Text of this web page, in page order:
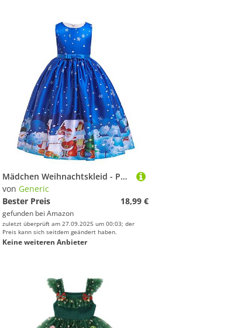
Mädchen Weihnachtskleid - Partykleid Festzug Kinder Prinzessin Tanz Mädchen Kleid Kinderkostüm Weihnachten Weihnachten Mädchen Kleid Rock
von Generic
Bester Preis
18,99 €
gefunden bei Amazon
zuletzt überprüft am 27.09.2025 um 00:03; der
Preis kann sich seitdem geändert haben.
Keine weiteren Anbieter